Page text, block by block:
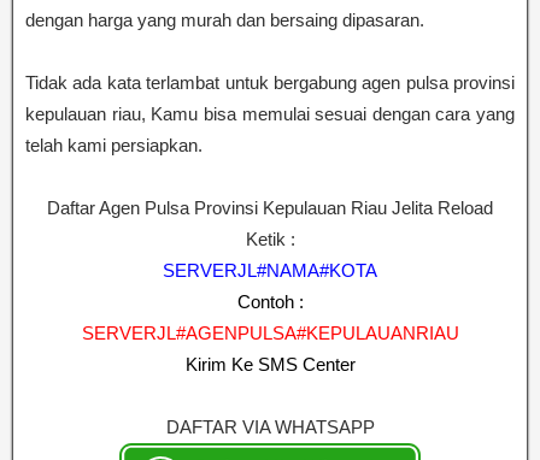
dengan harga yang murah dan bersaing dipasaran.
Tidak ada kata terlambat untuk bergabung agen pulsa provinsi
kepulauan riau, Kamu bisa memulai sesuai dengan cara yang
telah kami persiapkan.
Daftar Agen Pulsa Provinsi Kepulauan Riau Jelita Reload
Ketik :
SERVERJL#NAMA#KOTA
Contoh :
SERVERJL#AGENPULSA#KEPULAUANRIAU
Kirim Ke SMS Center
DAFTAR VIA WHATSAPP